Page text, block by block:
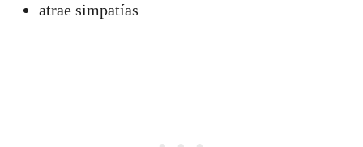
atrae simpatías